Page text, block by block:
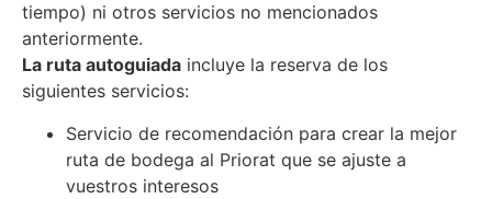
tiempo) ni otros servicios no mencionados
anteriormente.
La ruta autoguiada incluye la reserva de los
siguientes servicios:
Servicio de recomendación para crear la mejor
ruta de bodega al Priorat que se ajuste a
vuestros interesos